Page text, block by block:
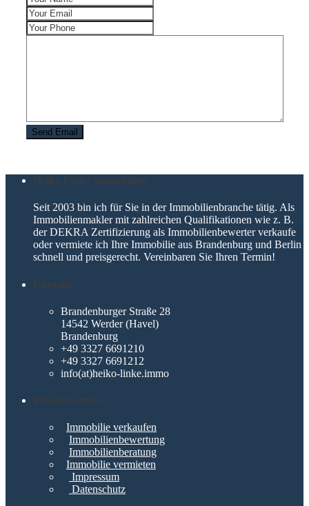
Heiko Linke Immobilien
Seit 2003 bin ich für Sie in der Immobilienbranche tätig. Als
Immobilienmakler mit zahlreichen Qualifikationen wie z. B.
der DEKRA Zertifizierung als Immobilienbewerter verkaufe
oder vermiete ich Ihre Immobilie aus Brandenburg und Berlin
schnell und preisgerecht. Vereinbaren Sie Ihren Termin!
Kontakt
Brandenburger Straße 28
14542 Werder (Havel)
Brandenburg
+49 3327 6691210
+49 3327 6691212
info(at)heiko-linke.immo
Wissenswertes
Immobilie verkaufen
Immobilienbewertung
Immobilienberatung
Immobilie vermieten
Impressum
Datenschutz